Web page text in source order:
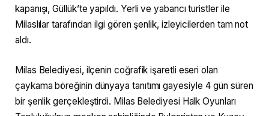
kapanışı, Güllük’te yapıldı. Yerli ve yabancı turistler ile
Milaslılar tarafından ilgi gören şenlik, izleyicilerden tam not
aldı.
Milas Belediyesi, ilçenin coğrafik işaretli eseri olan
çaykama böreğinin dünyaya tanıtımı gayesiyle 4 gün süren
bir şenlik gerçekleştirdi. Milas Belediyesi Halk Oyunları